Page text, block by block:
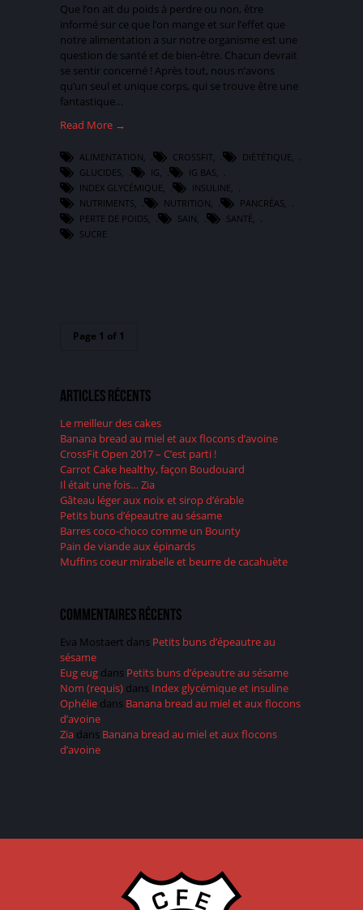
Que l’on ait du poids à perdre ou non, être
informé sur ce que l’on mange et sur l’effet que
notre alimentation a sur notre organisme est une
question de santé et de bien-être. Chacun devrait
se sentir concerné ! Après tout, nous n’avons
qu’un seul et unique corps, qui se trouve être une
fantastique…
Read More →
ALIMENTATION CROSSFIT DIÉTÉTIQUE
GLUCIDES
IG IG BAS
INDEX GLYCÉMIQUE
INSULINE
NUTRIMENTS
NUTRITION PANCRÉAS
PERTE DE POIDS
SAIN SANTÉ
SUCRE
Page 1 of 1
Articles récents
Le meilleur des cakes
Banana bread au miel et aux flocons d’avoine
CrossFit Open 2017 – C’est parti !
Carrot Cake healthy, façon Boudouard
Il était une fois… Zia
Gâteau léger aux noix et sirop d’érable
Petits buns d’épeautre au sésame
Barres coco-choco comme un Bounty
Pain de viande aux épinards
Muffins coeur mirabelle et beurre de cacahuète
Commentaires récents
Eva Mostaert dans Petits buns d’épeautre au
sésame
Eug eug dans Petits buns d’épeautre au sésame
Nom (requis) dans Index glycémique et insuline
Ophélie dans Banana bread au miel et aux flocons
d’avoine
Zia dans Banana bread au miel et aux flocons
d’avoine